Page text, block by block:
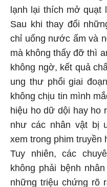
lạnh lại thích mở quạt
Sau khi thay đổi
chỉ uống nước ấm và
mà không thấy đỡ thì
không ngờ, kết quả
ung thư phổi giai
không chịu tin mình
hiệu ho dữ dội hay ho
như các nhân vật bị
xem trong phim truyền
Tuy nhiên, các
không phải bệnh
những triệu chứng rõ